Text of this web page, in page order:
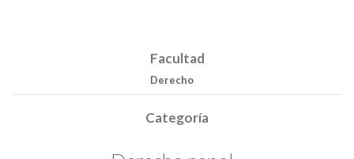
Facultad
Derecho
Categoría